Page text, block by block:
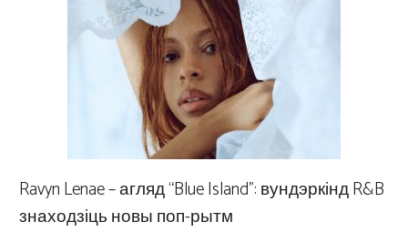
Ravyn Lenae – агляд “Blue Island”: вундэркінд R&B
знаходзіць новы поп-рытм